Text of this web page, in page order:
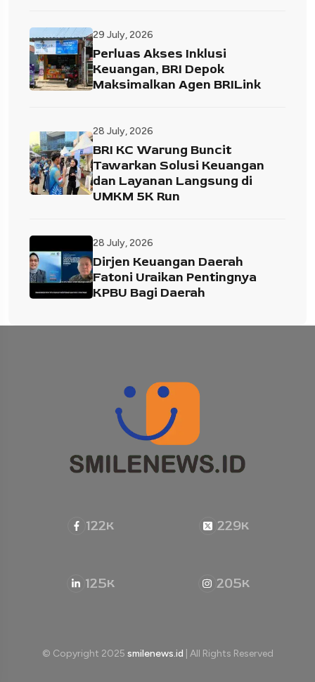
29 July, 2026
Perluas Akses Inklusi
Keuangan, BRI Depok
Maksimalkan Agen BRILink
28 July, 2026
BRI KC Warung Buncit
Tawarkan Solusi Keuangan
dan Layanan Langsung di
UMKM 5K Run
28 July, 2026
Dirjen Keuangan Daerah
Fatoni Uraikan Pentingnya
KPBU Bagi Daerah
122K 229K
125K 205K
© Copyright 2025 smilenews.id | All Rights Reserved